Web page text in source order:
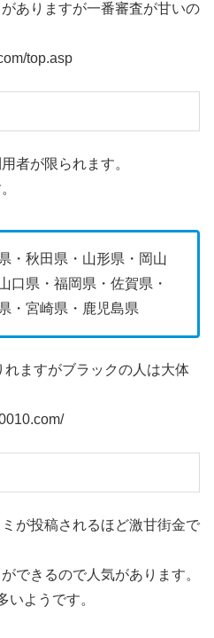
ありますが一番審査が甘いの
top.asp
者が限られます。
・秋田県・山形県・岡山
口県・福岡県・佐賀県・
・宮崎県・鹿児島県
ますがブラックの人は大体
が投稿されるほど激甘街金で
できるので人気があります。
いようです。